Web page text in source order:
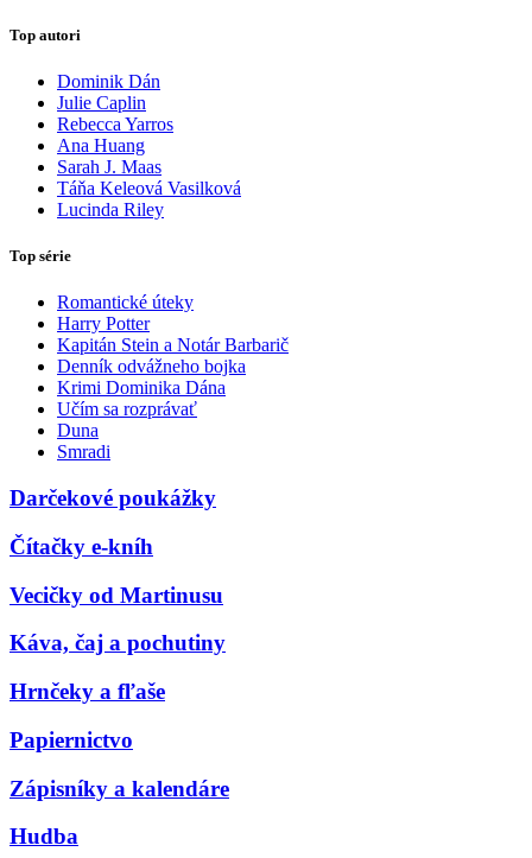
Top autori
Dominik Dán
Julie Caplin
Rebecca Yarros
Ana Huang
Sarah J. Maas
Táňa Keleová Vasilková
Lucinda Riley
Top série
Romantické úteky
Harry Potter
Kapitán Stein a Notár Barbarič
Denník odvážneho bojka
Krimi Dominika Dána
Učím sa rozprávať
Duna
Smradi
Darčekové poukážky
Čítačky e-kníh
Vecičky od Martinusu
Káva, čaj a pochutiny
Hrnčeky a fľaše
Papiernictvo
Zápisníky a kalendáre
Hudba